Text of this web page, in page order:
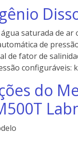
saturada de
de
de fator de
configuráveis:
do